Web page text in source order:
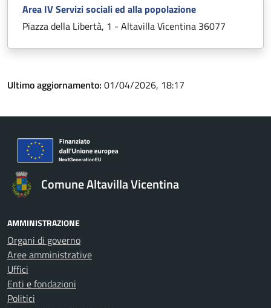
Area IV Servizi sociali ed alla popolazione
Piazza della Libertà, 1 - Altavilla Vicentina 36077
Ultimo aggiornamento: 01/04/2026, 18:17
Comune Altavilla Vicentina
AMMINISTRAZIONE
Organi di governo
Aree amministrative
Uffici
Enti e fondazioni
Politici